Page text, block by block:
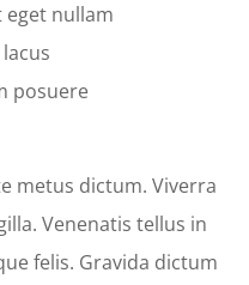
nullam
posuere
metus dictum. Viverra
Venenatis tellus in
felis. Gravida dictum